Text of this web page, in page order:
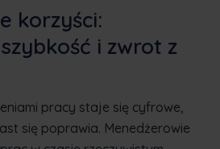
korzyści:
i zwrot z
pracy staje się cyfrowe,
się poprawia. Menedżerowie